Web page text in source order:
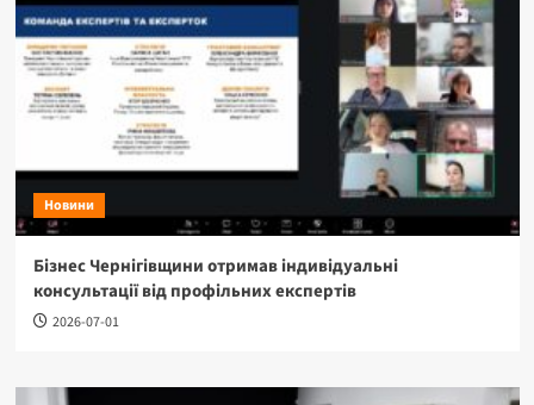
Новини
Бізнес Чернігівщини отримав індивідуальні
консультації від профільних експертів
2026-07-01